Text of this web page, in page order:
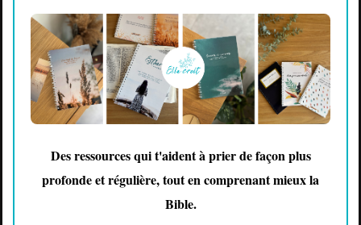
Des ressources qui t'aident à prier de façon plus
profonde et régulière, tout en comprenant mieux la
Bible.